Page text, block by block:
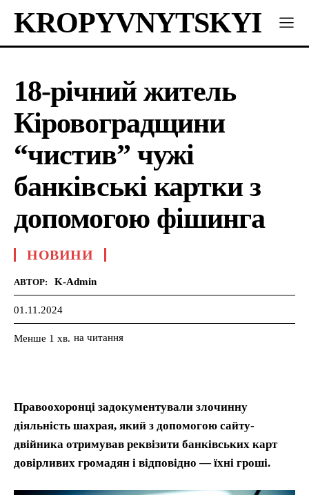
KROPYVNYTSKYI
18-річний житель
Кіровоградщини
“чистив” чужі
банківські картки з
допомогою фішинга
НОВИНИ
АВТОР: K-Admin
01.11.2024
Менше 1 хв. на читання
Правоохоронці задокументували злочинну
діяльність шахрая, який з допомогою сайту-
двійника отримував реквізити банківських карт
довірливих громадян і відповідно — їхні гроші.